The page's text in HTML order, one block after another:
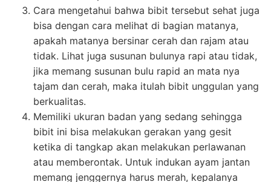
Cara mengetahui bahwa bibit tersebut sehat juga
bisa dengan cara melihat di bagian matanya,
apakah matanya bersinar cerah dan rajam atau
tidak. Lihat juga susunan bulunya rapi atau tidak,
jika memang susunan bulu rapid an mata nya
tajam dan cerah, maka itulah bibit unggulan yang
berkualitas.
Memiliki ukuran badan yang sedang sehingga
bibit ini bisa melakukan gerakan yang gesit
ketika di tangkap akan melakukan perlawanan
atau memberontak. Untuk indukan ayam jantan
memang jenggernya harus merah, kepalanya